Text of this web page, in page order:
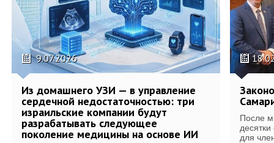
9.07.2026
Из домашнего УЗИ — в управление
сердечной недостаточностью: три
израильские компании будут
разрабатывать следующее
поколение медицины на основе ИИ
После
для